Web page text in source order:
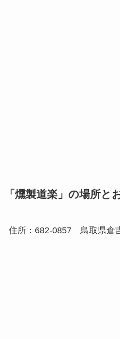
「燻製道楽」の場所と
住所：682-0857 鳥取県倉